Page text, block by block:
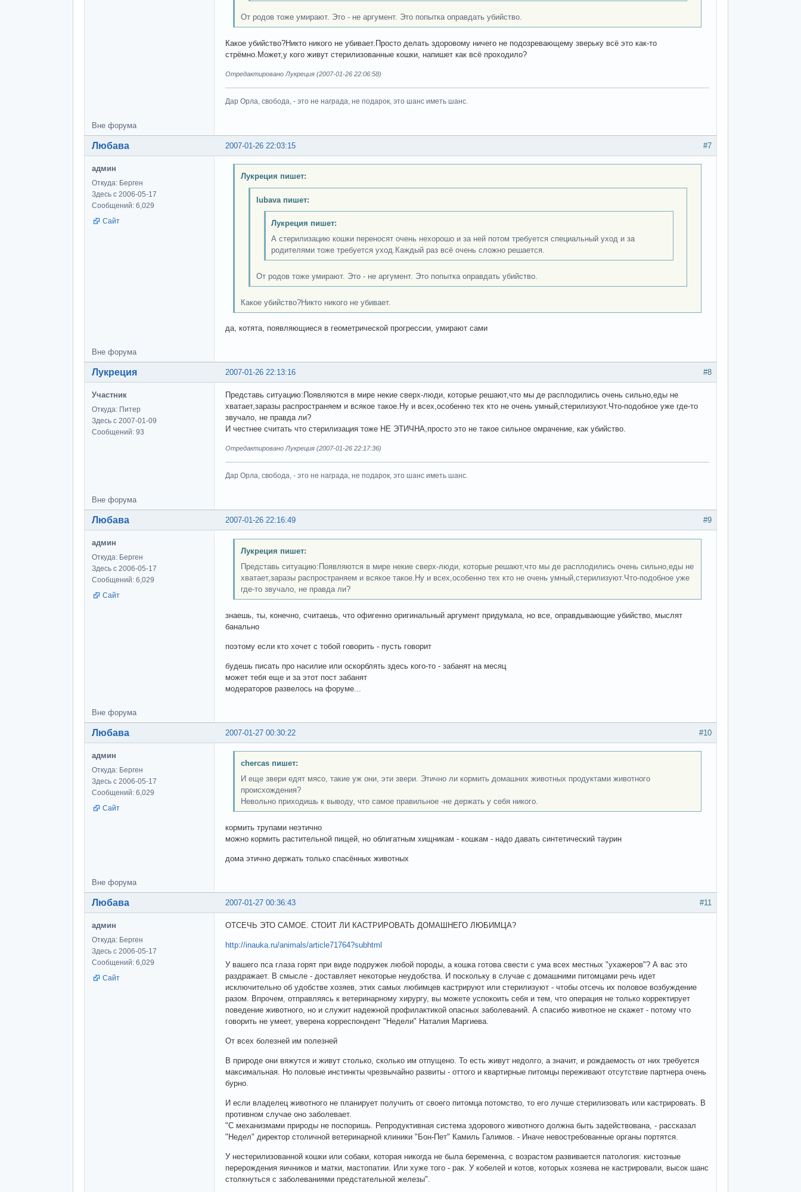
От родов тоже умирают. Это - не аргумент. Это попытка оправдать убийство.
Какое убийство?Никто никого не убивает.Просто делать здоровому ничего не подозревающему зверьку всё это как-то
стрёмно.Может,у кого живут стерилизованные кошки, напишет как всё проходило?
Отредактировано Лукреция (2007-01-26 22:06:58)
Дар Орла, свобода, - это не награда, не подарок, это шанс иметь шанс.
Вне форума
#7
2007-01-26 22:03:15
Любава
админ
Откуда: Берген
Здесь с 2006-05-17
Сообщений: 6,029
Сайт
Лукреция пишет:
lubava пишет:
Лукреция пишет:
А стерилизацию кошки переносят очень нехорошо и за ней потом требуется специальный уход и за
родителями тоже требуется уход.Каждый раз всё очень сложно решается.
От родов тоже умирают. Это - не аргумент. Это попытка оправдать убийство.
Какое убийство?Никто никого не убивает.
да, котята, появляющиеся в геометрической прогрессии, умирают сами
Вне форума
#8
2007-01-26 22:13:16
Лукреция
Участник
Откуда: Питер
Здесь с 2007-01-09
Сообщений: 93
Представь ситуацию:Появляются в мире некие сверх-люди, которые решают,что мы де расплодились очень сильно,еды не
хватает,заразы распространяем и всякое такое.Ну и всех,особенно тех кто не очень умный,стерилизуют.Что-подобное уже где-то
звучало, не правда ли?
И честнее считать что стерилизация тоже НЕ ЭТИЧНА,просто это не такое сильное омрачение, как убийство.
Отредактировано Лукреция (2007-01-26 22:17:36)
Дар Орла, свобода, - это не награда, не подарок, это шанс иметь шанс.
Вне форума
#9
2007-01-26 22:16:49
Любава
админ
Откуда: Берген
Здесь с 2006-05-17
Сообщений: 6,029
Сайт
Лукреция пишет:
Представь ситуацию:Появляются в мире некие сверх-люди, которые решают,что мы де расплодились очень сильно,еды не
хватает,заразы распространяем и всякое такое.Ну и всех,особенно тех кто не очень умный,стерилизуют.Что-подобное уже
где-то звучало, не правда ли?
знаешь, ты, конечно, считаешь, что офигенно оригинальный аргумент придумала, но все, оправдывающие убийство, мыслят
банально
поэтому если кто хочет с тобой говорить - пусть говорит
будешь писать про насилие или оскорблять здесь кого-то - забанят на месяц
может тебя еще и за этот пост забанят
модераторов развелось на форуме...
Вне форума
#10
2007-01-27 00:30:22
Любава
админ
Откуда: Берген
Здесь с 2006-05-17
Сообщений: 6,029
Сайт
chercas пишет:
И еще звери едят мясо, такие уж они, эти звери. Этично ли кормить домашних животных продуктами животного
происхождения?
Невольно приходишь к выводу, что самое правильное -не держать у себя никого.
кормить трупами неэтично
можно кормить растительной пищей, но облигатным хищникам - кошкам - надо давать синтетический таурин
дома этично держать только спасённых животных
Вне форума
#11
2007-01-27 00:36:43
Любава
админ
Откуда: Берген
Здесь с 2006-05-17
Сообщений: 6,029
Сайт
ОТСЕЧЬ ЭТО САМОЕ. СТОИТ ЛИ КАСТРИРОВАТЬ ДОМАШНЕГО ЛЮБИМЦА?
http://inauka.ru/animals/article71764?subhtml
У вашего пса глаза горят при виде подружек любой породы, а кошка готова свести с ума всех местных "ухажеров"? А вас это
раздражает. В смысле - доставляет некоторые неудобства. И поскольку в случае с домашними питомцами речь идет
исключительно об удобстве хозяев, этих самых любимцев кастрируют или стерилизуют - чтобы отсечь их половое возбуждение
разом. Впрочем, отправляясь к ветеринарному хирургу, вы можете успокоить себя и тем, что операция не только корректирует
поведение животного, но и служит надежной профилактикой опасных заболеваний. А спасибо животное не скажет - потому что
говорить не умеет, уверена корреспондент "Недели" Наталия Маргиева.
От всех болезней им полезней
В природе они вяжутся и живут столько, сколько им отпущено. То есть живут недолго, а значит, и рождаемость от них требуется
максимальная. Но половые инстинкты чрезвычайно развиты - оттого и квартирные питомцы переживают отсутствие партнера очень
бурно.
И если владелец животного не планирует получить от своего питомца потомство, то его лучше стерилизовать или кастрировать. В
противном случае оно заболевает.
"С механизмами природы не поспоришь. Репродуктивная система здорового животного должна быть задействована, - рассказал
"Недел" директор столичной ветеринарной клиники "Бон-Пет" Камиль Галимов. - Иначе невостребованные органы портятся.
У нестерилизованной кошки или собаки, которая никогда не была беременна, с возрастом развивается патология: кистозные
перерождения яичников и матки, мастопатии. Или хуже того - рак. У кобелей и котов, которых хозяева не кастрировали, высок шанс
столкнуться с заболеваниями предстательной железы".